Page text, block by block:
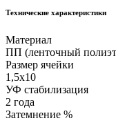
Технические характеристики
Материал
ПП (ленточный
Размер ячейки
1,5х10
УФ стабилизация
2 года
Затемнение %